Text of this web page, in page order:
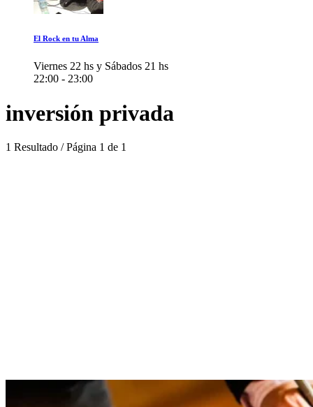
El Rock en tu Alma
Viernes 22 hs y Sábados 21 hs
22:00 - 23:00
inversión privada
1 Resultado / Página 1 de 1